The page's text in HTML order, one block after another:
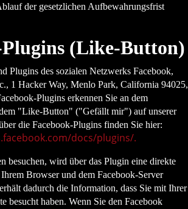
der gesetzlichen Aufbewahrungsfrist
Plugins (Like-Button)
Plugins des sozialen Netzwerks Facebook,
1 Hacker Way, Menlo Park, California 94025,
Plugins erkennen Sie an dem
"Like-Button" ("Gefällt mir") auf unserer
die Facebook-Plugins finden Sie hier:
docs/plugins/.
besuchen, wird über das Plugin eine direkte
Browser und dem Facebook-Server
dadurch die Information, dass Sie mit Ihrer
besucht haben. Wenn Sie den Facebook